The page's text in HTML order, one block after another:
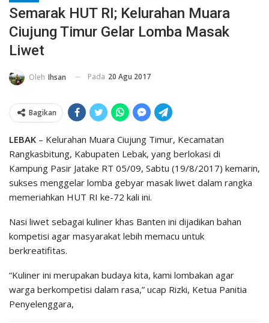
Semarak HUT RI; Kelurahan Muara
Ciujung Timur Gelar Lomba Masak
Liwet
Oleh Ihsan Pada 20 Agu 2017
Bagikan
LEBAK – Kelurahan Muara Ciujung Timur, Kecamatan
Rangkasbitung, Kabupaten Lebak, yang berlokasi di
Kampung Pasir Jatake RT 05/09, Sabtu (19/8/2017) kemarin,
sukses menggelar lomba gebyar masak liwet dalam rangka
memeriahkan HUT RI ke-72 kali ini.
Nasi liwet sebagai kuliner khas Banten ini dijadikan bahan
kompetisi agar masyarakat lebih memacu untuk
berkreatifitas.
“Kuliner ini merupakan budaya kita, kami lombakan agar
warga berkompetisi dalam rasa,” ucap Rizki, Ketua Panitia
Penyelenggara,